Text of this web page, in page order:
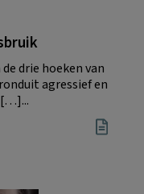
drie hoeken van
agressief en